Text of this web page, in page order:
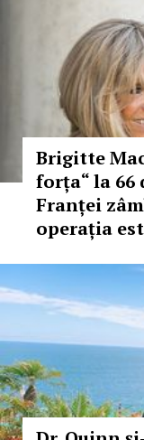
Brigitte
forța“ la 66
Franței
operația